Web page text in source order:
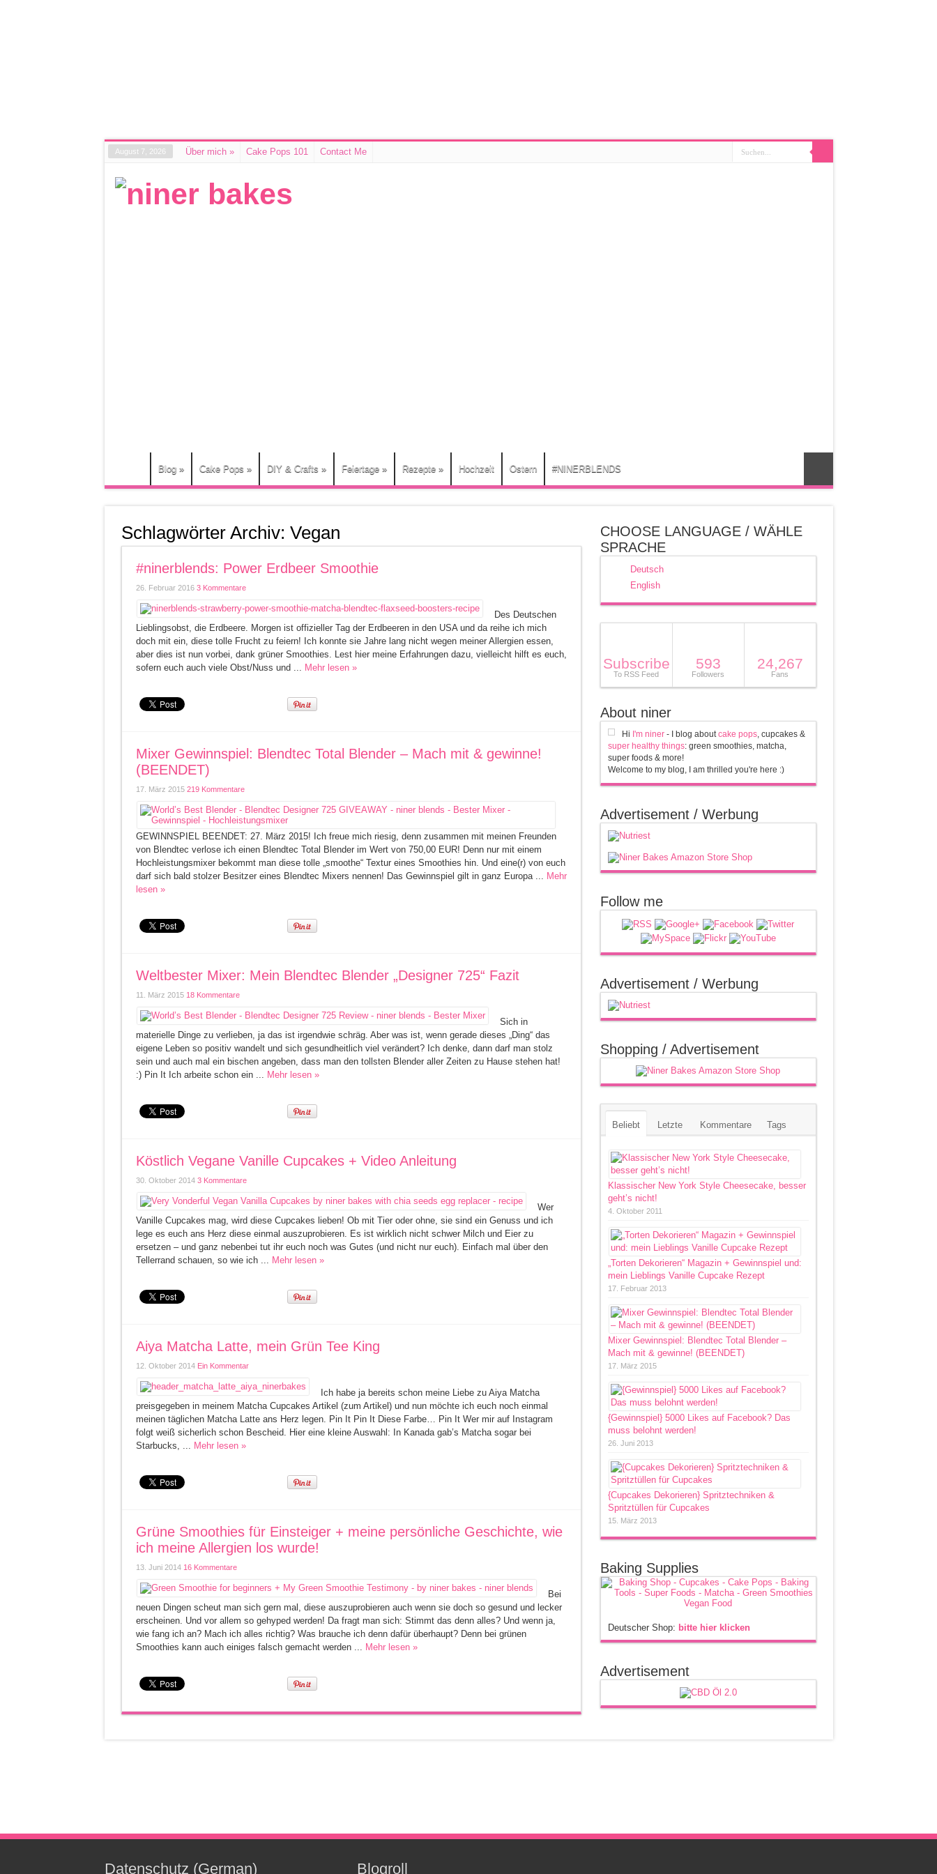
August 7, 2026 Über mich » Cake Pops 101 Contact Me
Blog » Cake Pops » DIY & Crafts » Feiertage » Rezepte » Hochzeit Ostern #NINERBLENDS
Schlagwörter Archiv: Vegan
#ninerblends: Power Erdbeer Smoothie
26. Februar 2016 3 Kommentare
Des Deutschen
Lieblingsobst, die Erdbeere. Morgen ist offizieller Tag der Erdbeeren in den USA und da reihe ich mich
doch mit ein, diese tolle Frucht zu feiern! Ich konnte sie Jahre lang nicht wegen meiner Allergien essen,
aber dies ist nun vorbei, dank grüner Smoothies. Lest hier meine Erfahrungen dazu, vielleicht hilft es euch,
sofern euch auch viele Obst/Nuss und ... Mehr lesen »
Mixer Gewinnspiel: Blendtec Total Blender – Mach mit & gewinne!
(BEENDET)
17. März 2015 219 Kommentare
GEWINNSPIEL BEENDET: 27. März 2015! Ich freue mich riesig, denn zusammen mit meinen Freunden
von Blendtec verlose ich einen Blendtec Total Blender im Wert von 750,00 EUR! Denn nur mit einem
Hochleistungsmixer bekommt man diese tolle „smoothe“ Textur eines Smoothies hin. Und eine(r) von euch
darf sich bald stolzer Besitzer eines Blendtec Mixers nennen! Das Gewinnspiel gilt in ganz Europa ... Mehr
lesen »
Weltbester Mixer: Mein Blendtec Blender „Designer 725“ Fazit
11. März 2015 18 Kommentare
Sich in
materielle Dinge zu verlieben, ja das ist irgendwie schräg. Aber was ist, wenn gerade dieses „Ding“ das
eigene Leben so positiv wandelt und sich gesundheitlich viel verändert? Ich denke, dann darf man stolz
sein und auch mal ein bischen angeben, dass man den tollsten Blender aller Zeiten zu Hause stehen hat!
:) Pin It Ich arbeite schon ein ... Mehr lesen »
Köstlich Vegane Vanille Cupcakes + Video Anleitung
30. Oktober 2014 3 Kommentare
Wer
Vanille Cupcakes mag, wird diese Cupcakes lieben! Ob mit Tier oder ohne, sie sind ein Genuss und ich
lege es euch ans Herz diese einmal auszuprobieren. Es ist wirklich nicht schwer Milch und Eier zu
ersetzen – und ganz nebenbei tut ihr euch noch was Gutes (und nicht nur euch). Einfach mal über den
Tellerrand schauen, so wie ich ... Mehr lesen »
Aiya Matcha Latte, mein Grün Tee King
12. Oktober 2014 Ein Kommentar
Ich habe ja bereits schon meine Liebe zu Aiya Matcha
preisgegeben in meinem Matcha Cupcakes Artikel (zum Artikel) und nun möchte ich euch noch einmal
meinen täglichen Matcha Latte ans Herz legen. Pin It Pin It Diese Farbe… Pin It Wer mir auf Instagram
folgt weiß sicherlich schon Bescheid. Hier eine kleine Auswahl: In Kanada gab’s Matcha sogar bei
Starbucks, ... Mehr lesen »
Grüne Smoothies für Einsteiger + meine persönliche Geschichte, wie
ich meine Allergien los wurde!
13. Juni 2014 16 Kommentare
Bei
neuen Dingen scheut man sich gern mal, diese auszuprobieren auch wenn sie doch so gesund und lecker
erscheinen. Und vor allem so gehyped werden! Da fragt man sich: Stimmt das denn alles? Und wenn ja,
wie fang ich an? Mach ich alles richtig? Was brauche ich denn dafür überhaupt? Denn bei grünen
Smoothies kann auch einiges falsch gemacht werden ... Mehr lesen »
CHOOSE LANGUAGE / WÄHLE
SPRACHE
Deutsch
English
Subscribe
To RSS Feed
593
Followers
24,267
Fans
About niner
Hi I'm niner- I blog aboutcake pops, cupcakes &
super healthy things: green smoothies, matcha,
super foods & more!
Welcome to my blog, I am thrilled you're here :)
Advertisement / Werbung
Follow me
Advertisement / Werbung
Shopping / Advertisement
Beliebt Letzte Kommentare Tags
Klassischer New York Style Cheesecake, besser
geht’s nicht!
4. Oktober 2011
„Torten Dekorieren“ Magazin + Gewinnspiel und:
mein Lieblings Vanille Cupcake Rezept
17. Februar 2013
Mixer Gewinnspiel: Blendtec Total Blender –
Mach mit & gewinne! (BEENDET)
17. März 2015
{Gewinnspiel} 5000 Likes auf Facebook? Das
muss belohnt werden!
26. Juni 2013
{Cupcakes Dekorieren} Spritztechniken &
Spritztüllen für Cupcakes
15. März 2013
Baking Supplies
Deutscher Shop: bitte hier klicken
Advertisement
Datenschutz (German) Blogroll